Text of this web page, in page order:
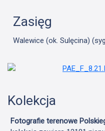
Zasięg
Walewice (ok. Sulęcina)
Kolekcja
Fotografie terenowe